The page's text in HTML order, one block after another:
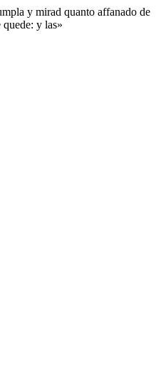
y mirad quanto affanado de
y las»